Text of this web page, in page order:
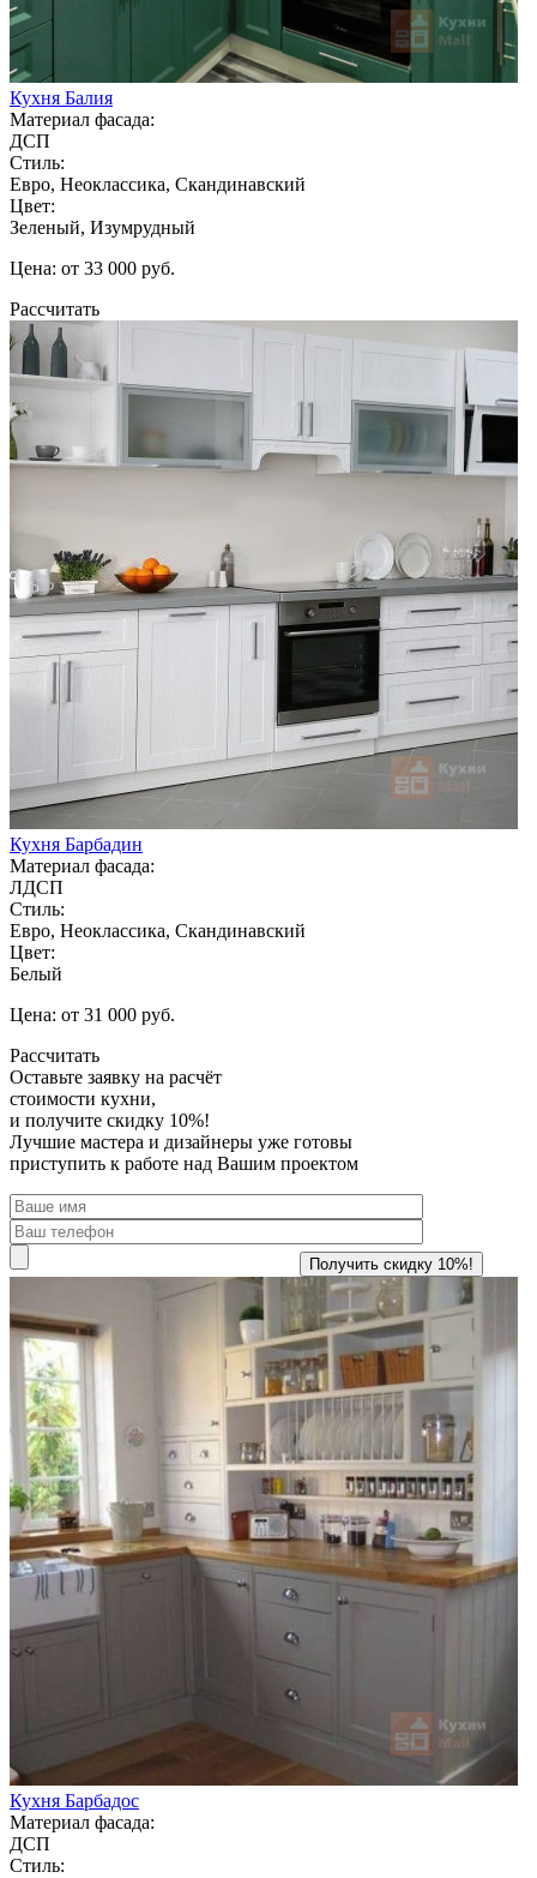
Кухня Балия
Материал фасада:
ДСП
Стиль:
Евро, Неоклассика, Скандинавский
Цвет:
Зеленый, Изумрудный
Цена: от 33 000 руб.
Рассчитать
Кухня Барбадин
Материал фасада:
ЛДСП
Стиль:
Евро, Неоклассика, Скандинавский
Цвет:
Белый
Цена: от 31 000 руб.
Рассчитать
Оставьте заявку на расчёт
стоимости кухни,
и получите скидку 10%!
Лучшие мастера и дизайнеры уже готовы
приступить к работе над Вашим проектом
Кухня Барбадос
Материал фасада:
ДСП
Стиль: